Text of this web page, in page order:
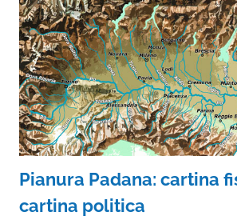
Pianura Padana: cartina
cartina politica